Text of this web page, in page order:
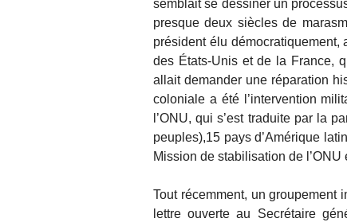
semblait se dessiner un
presque deux siècles de
président élu démocratiquement,
des États-Unis et de la France,
allait demander une réparation
coloniale a été l’intervention
l’ONU, qui s’est traduite par la
peuples),15 pays d’Amérique
Mission de stabilisation de l’ONU
Tout récemment, un groupement
lettre ouverte au Secrétaire